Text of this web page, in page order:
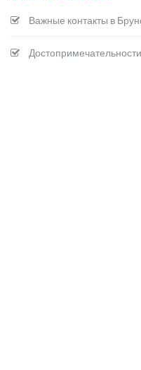
Важные контакты в